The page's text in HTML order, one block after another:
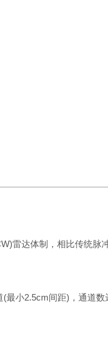
雷达体制，相比传统脉
(最小2.5cm间距)，通道